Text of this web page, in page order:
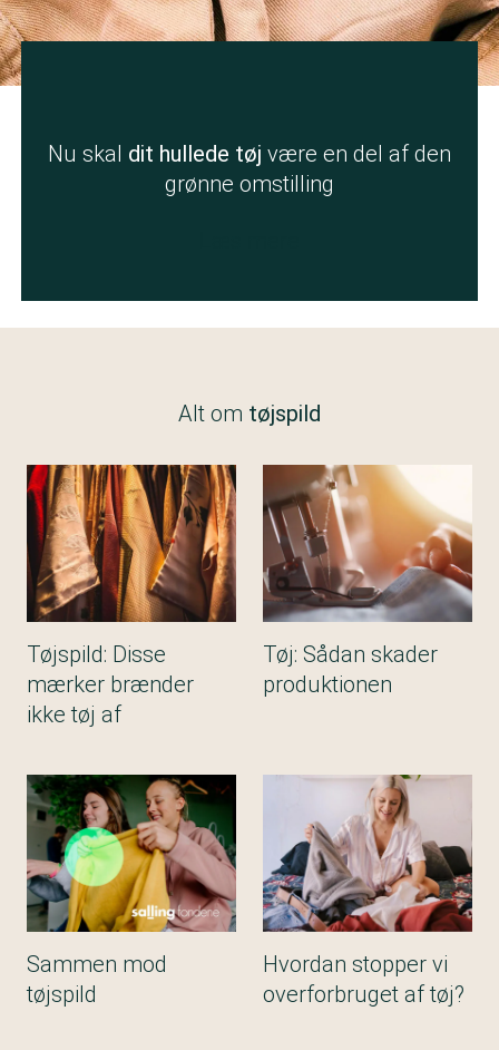
Nu skal dit hullede tøj være en del af den
grønne omstilling
Alt om tøjspild
Tøjspild: Disse
mærker brænder
ikke tøj af
Tøj: Sådan skader
produktionen
Sammen mod
tøjspild
Hvordan stopper vi
overforbruget af tøj?